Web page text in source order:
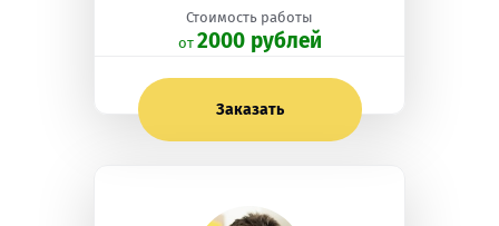
Стоимость работы
oт 2000 рублей
Заказать